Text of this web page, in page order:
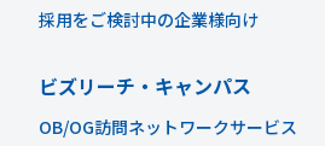
採用をご検討中の企業様向け
ビズリーチ・キャンパス
OB/OG訪問ネットワークサービス